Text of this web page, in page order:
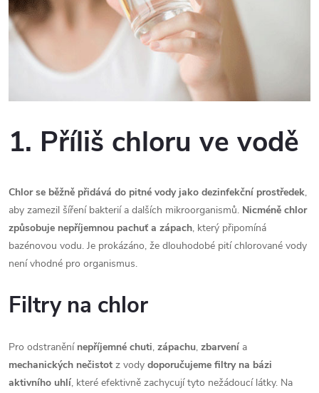
1. Příliš chloru ve vodě
Chlor se běžně přidává do pitné vody jako dezinfekční prostředek,
aby zamezil šíření bakterií a dalších mikroorganismů. Nicméně chlor
způsobuje nepříjemnou pachuť a zápach, který připomíná
bazénovou vodu. Je prokázáno, že dlouhodobé pití chlorované vody
není vhodné pro organismus.
Filtry na chlor
Pro odstranění nepříjemné chuti, zápachu, zbarvení a
mechanických nečistot z vody doporučujeme filtry na bázi
aktivního uhlí, které efektivně zachycují tyto nežádoucí látky. Na